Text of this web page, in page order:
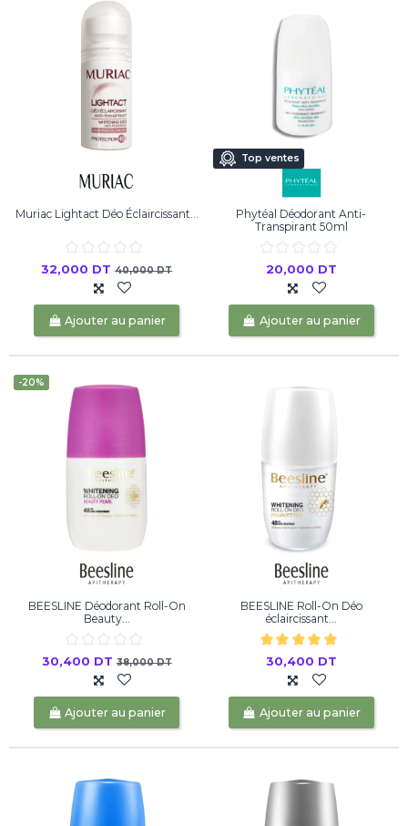
Muriac Lightact Déo Éclaircissant...
32,000 DT40,000 DT
Ajouter au panier
Top ventes
Phytéal Déodorant Anti-
Transpirant 50ml
20,000 DT
Ajouter au panier
-20%
BEESLINE Déodorant Roll-On
Beauty...
30,400 DT38,000 DT
Ajouter au panier
BEESLINE Roll-On Déo
éclaircissant...
30,400 DT
Ajouter au panier